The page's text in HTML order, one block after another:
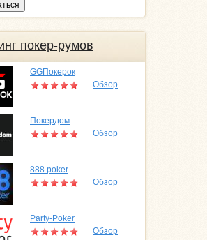
покер-румов
GGПокерок
Обзор
Покердом
Обзор
888 poker
Обзор
Party-Poker
Обзор